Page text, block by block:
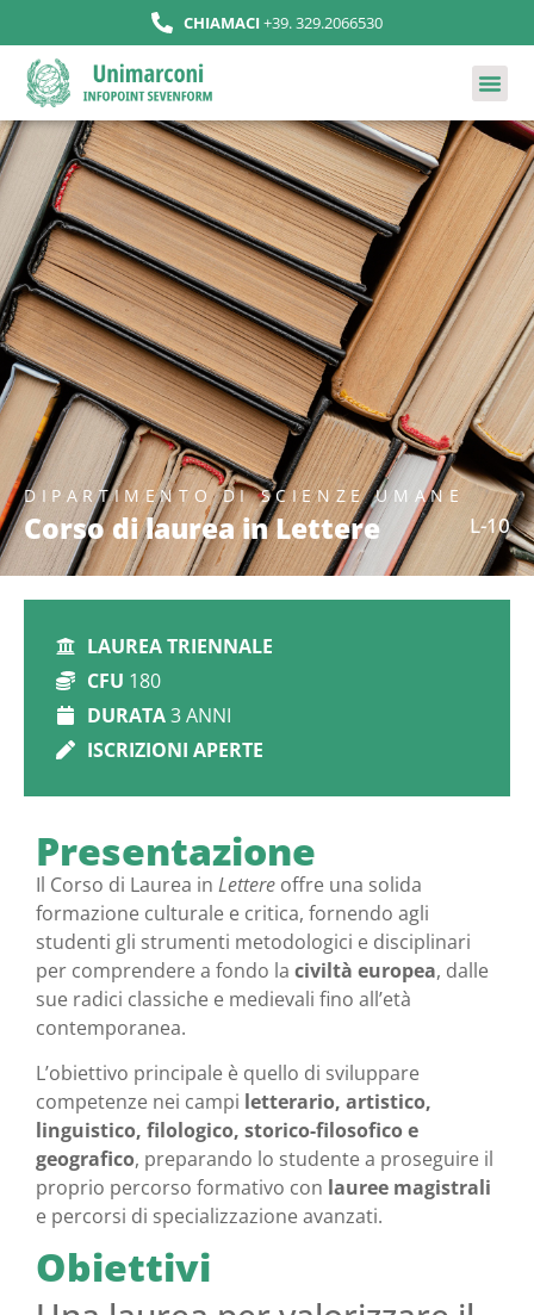
CHIAMACI+39. 329.2066530
DIPARTIMENTO DI SCIENZE UMANE
Corso di laurea in Lettere L-10
LAUREA TRIENNALE
CFU 180
DURATA3 ANNI
ISCRIZIONI APERTE
Presentazione
Il Corso di Laurea in Lettere offre una solida
formazione culturale e critica, fornendo agli
studenti gli strumenti metodologici e disciplinari
per comprendere a fondo la civiltà europea, dalle
sue radici classiche e medievali fino all’età
contemporanea.
L’obiettivo principale è quello di sviluppare
competenze nei campi letterario, artistico,
linguistico, filologico, storico-filosofico e
geografico, preparando lo studente a proseguire il
proprio percorso formativo con lauree magistrali
e percorsi di specializzazione avanzati.
Obiettivi